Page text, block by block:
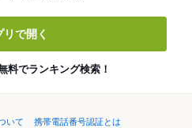
リで開く
料でランキング検索！
いて
携帯電話番号認証とは